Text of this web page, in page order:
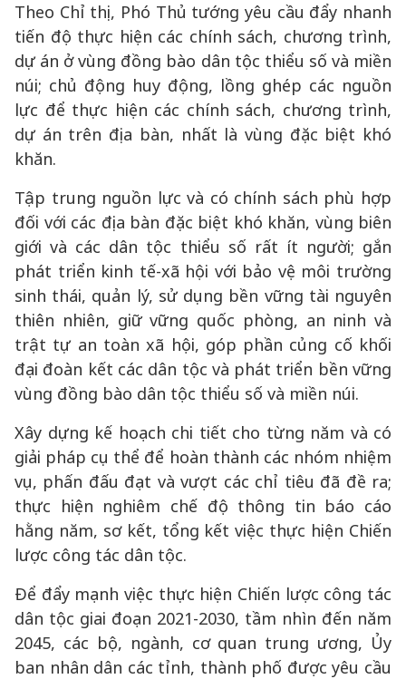
Theo Chỉ thị, Phó Thủ tướng yêu cầu đẩy nhanh
tiến độ thực hiện các chính sách, chương trình,
dự án ở vùng đồng bào dân tộc thiểu số và miền
núi; chủ động huy động, lồng ghép các nguồn
lực để thực hiện các chính sách, chương trình,
dự án trên địa bàn, nhất là vùng đặc biệt khó
khăn.
Tập trung nguồn lực và có chính sách phù hợp
đối với các địa bàn đặc biệt khó khăn, vùng biên
giới và các dân tộc thiểu số rất ít người; gắn
phát triển kinh tế-xã hội với bảo vệ môi trường
sinh thái, quản lý, sử dụng bền vững tài nguyên
thiên nhiên, giữ vững quốc phòng, an ninh và
trật tự an toàn xã hội, góp phần củng cố khối
đại đoàn kết các dân tộc và phát triển bền vững
vùng đồng bào dân tộc thiểu số và miền núi.
Xây dựng kế hoạch chi tiết cho từng năm và có
giải pháp cụ thể để hoàn thành các nhóm nhiệm
vụ, phấn đấu đạt và vượt các chỉ tiêu đã đề ra;
thực hiện nghiêm chế độ thông tin báo cáo
hằng năm, sơ kết, tổng kết việc thực hiện Chiến
lược công tác dân tộc.
Để đẩy mạnh việc thực hiện Chiến lược công tác
dân tộc giai đoạn 2021-2030, tầm nhìn đến năm
2045, các bộ, ngành, cơ quan trung ương, Ủy
ban nhân dân các tỉnh, thành phố được yêu cầu